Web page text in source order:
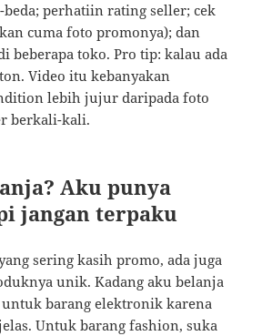
beda; perhatiin rating seller; cek
cuma foto promonya); dan
beberapa toko. Pro tip: kalau ada
Video itu kebanyakan
lebih jujur daripada foto
berkali-kali.
Aku punya
jangan terpaku
sering kasih promo, ada juga
unik. Kadang aku belanja
barang elektronik karena
Untuk barang fashion, suka